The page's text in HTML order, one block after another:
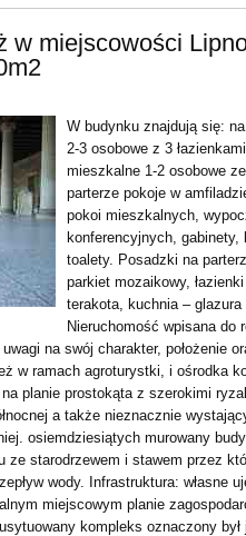
w miejscowości
W budynku znajdują się:
2-3 osobowe z 3
mieszkalne 1-2 osobowe
parterze pokoje w
pokoi mieszkalnych,
konferencyjnych, gabinety,
toalety. Posadzki na
parkiet mozaikowy,
terakota, kuchnia –
Nieruchomość wpisana do
na swój charakter, położenie
w ramach agroturystki, i ośrodka
planie prostokąta z szerokimi
a także nieznacznie
osiemdziesiątych murowany
ze starodrzewem i stawem przez
wody. Infrastruktura: własne
miejscowym planie
kompleks oznaczony był